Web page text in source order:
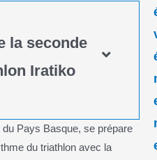
la seconde
Iratiko
du Pays Basque, se prépare
du triathlon avec la